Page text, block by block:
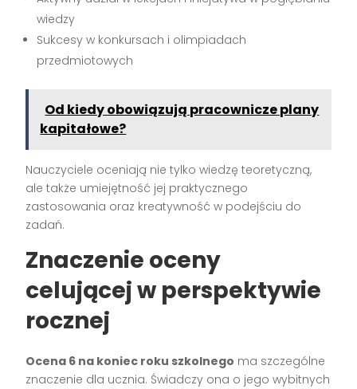
wiedzy
Sukcesy w konkursach i olimpiadach
przedmiotowych
Od kiedy obowiązują pracownicze plany
kapitałowe?
Nauczyciele oceniają nie tylko wiedzę teoretyczną,
ale także umiejętność jej praktycznego
zastosowania oraz kreatywność w podejściu do
zadań.
Znaczenie oceny
celującej w perspektywie
rocznej
Ocena 6 na koniec roku szkolnego ma szczególne
znaczenie dla ucznia. Świadczy ona o jego wybitnych